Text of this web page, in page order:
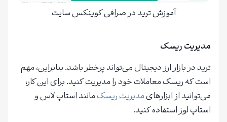
آموزش ترید در صرافی کوینکس سایت
مدیریت ریسک
ترید در بازار ارز دیجیتال می‌تواند پرخطر باشد. بنابراین، مهم
است که ریسک معاملات خود را مدیریت کنید. برای این کار،
می‌توانید از ابزارهایمدیریت ریسکمانند استاپ لاس و
استاپ لوز استفاده کنید.